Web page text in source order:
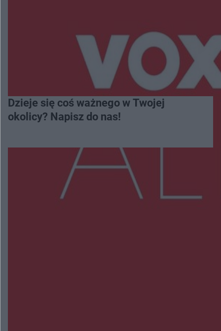
Dzieje się coś ważnego w Twojej
okolicy? Napisz do nas!
Więcej